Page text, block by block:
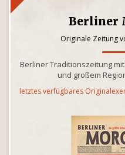
Berliner
Originale Zeitung
Berliner Traditionszeitung
und großem
letztes verfügbares